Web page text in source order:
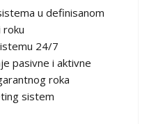
u definisanom
roku
24/7
pasivne i aktivne
roka
sistem